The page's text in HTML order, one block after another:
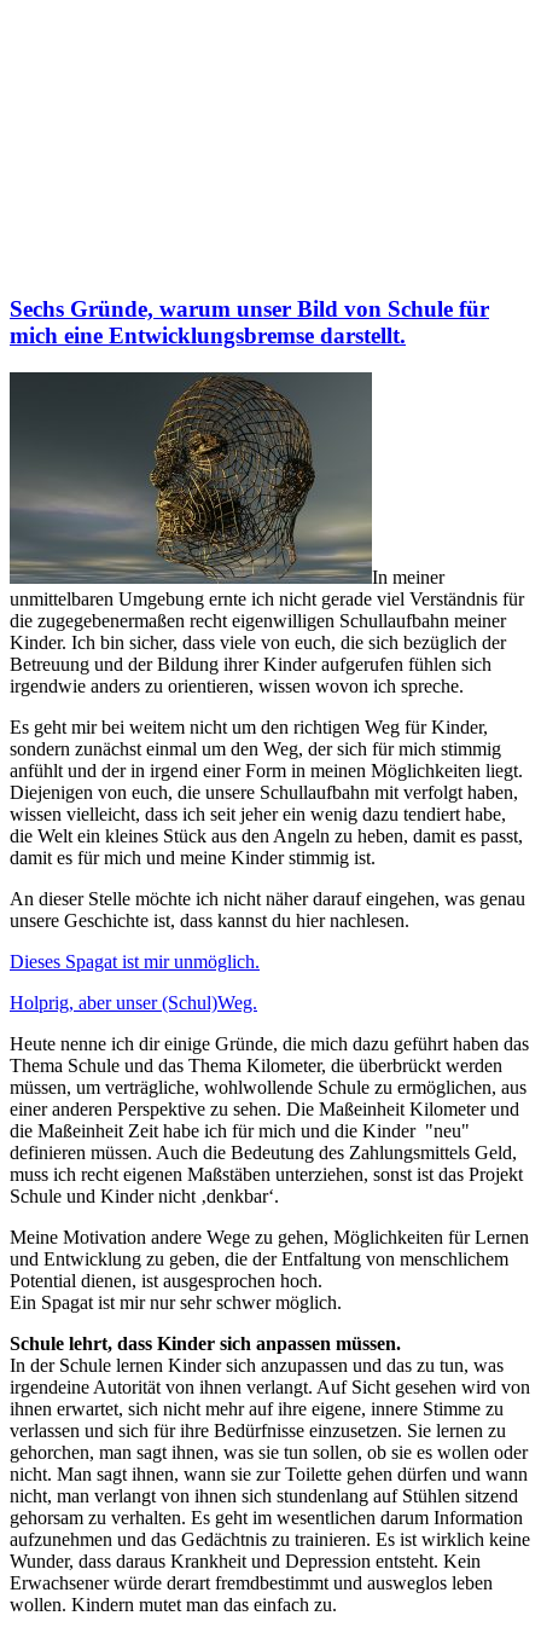
Sechs Gründe, warum unser Bild von Schule für
mich eine Entwicklungsbremse darstellt.
In meiner
unmittelbaren Umgebung ernte ich nicht gerade viel Verständnis für
die zugegebenermaßen recht eigenwilligen Schullaufbahn meiner
Kinder. Ich bin sicher, dass viele von euch, die sich bezüglich der
Betreuung und der Bildung ihrer Kinder aufgerufen fühlen sich
irgendwie anders zu orientieren, wissen wovon ich spreche.
Es geht mir bei weitem nicht um den richtigen Weg für Kinder,
sondern zunächst einmal um den Weg, der sich für mich stimmig
anfühlt und der in irgend einer Form in meinen Möglichkeiten liegt.
Diejenigen von euch, die unsere Schullaufbahn mit verfolgt haben,
wissen vielleicht, dass ich seit jeher ein wenig dazu tendiert habe,
die Welt ein kleines Stück aus den Angeln zu heben, damit es passt,
damit es für mich und meine Kinder stimmig ist.
An dieser Stelle möchte ich nicht näher darauf eingehen, was genau
unsere Geschichte ist, dass kannst du hier nachlesen.
Dieses Spagat ist mir unmöglich.
Holprig, aber unser (Schul)Weg.
Heute nenne ich dir einige Gründe, die mich dazu geführt haben das
Thema Schule und das Thema Kilometer, die überbrückt werden
müssen, um verträgliche, wohlwollende Schule zu ermöglichen, aus
einer anderen Perspektive zu sehen. Die Maßeinheit Kilometer und
die Maßeinheit Zeit habe ich für mich und die Kinder "neu"
definieren müssen. Auch die Bedeutung des Zahlungsmittels Geld,
muss ich recht eigenen Maßstäben unterziehen, sonst ist das Projekt
Schule und Kinder nicht ‚denkbar‘.
Meine Motivation andere Wege zu gehen, Möglichkeiten für Lernen
und Entwicklung zu geben, die der Entfaltung von menschlichem
Potential dienen, ist ausgesprochen hoch.
Ein Spagat ist mir nur sehr schwer möglich.
Schule lehrt, dass Kinder sich anpassen müssen.
In der Schule lernen Kinder sich anzupassen und das zu tun, was
irgendeine Autorität von ihnen verlangt. Auf Sicht gesehen wird von
ihnen erwartet, sich nicht mehr auf ihre eigene, innere Stimme zu
verlassen und sich für ihre Bedürfnisse einzusetzen. Sie lernen zu
gehorchen, man sagt ihnen, was sie tun sollen, ob sie es wollen oder
nicht. Man sagt ihnen, wann sie zur Toilette gehen dürfen und wann
nicht, man verlangt von ihnen sich stundenlang auf Stühlen sitzend
gehorsam zu verhalten. Es geht im wesentlichen darum Information
aufzunehmen und das Gedächtnis zu trainieren. Es ist wirklich keine
Wunder, dass daraus Krankheit und Depression entsteht. Kein
Erwachsener würde derart fremdbestimmt und ausweglos leben
wollen. Kindern mutet man das einfach zu.